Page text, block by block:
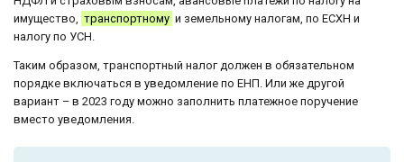
имущество,
транспортному и земельному налогам, по ЕСХН и
налогу по УСН.
Таким образом, транспортный налог должен в обязательном
порядке включаться в уведомление по ЕНП. Или же другой
вариант – в 2023 году можно заполнить платежное поручение
вместо уведомления.